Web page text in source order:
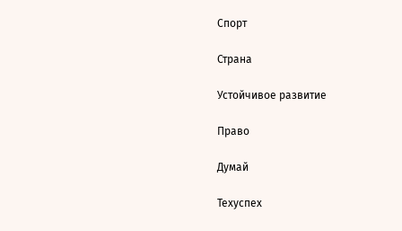
Спорт
Страна
Устойчивое развитие
Право
Думай
Техуспех